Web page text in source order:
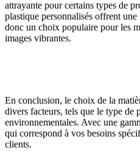
attrayante pour certains types de
plastique personnalisés offrent
donc un choix populaire pour les
images vibrantes.
En conclusion, le choix de la
divers facteurs, tels que le type de
environnementales. Avec une
qui correspond à vos besoins
clients.